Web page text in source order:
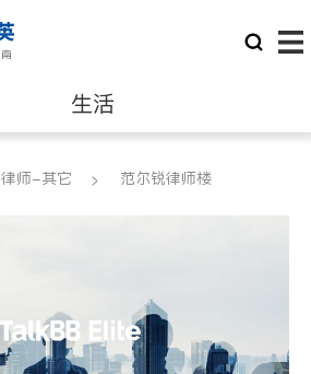
生活
律师
会计师
律师-其它 范尔锐律师楼